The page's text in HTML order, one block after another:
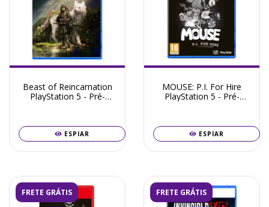
Beast of Reincarnation
PlayStation 5 - Pré-
ESPIAR
MOUSE: P.I. For Hire
PlayStation 5 - Pré-
ESPIAR
FRETE GRÁTIS FRETE GRÁTIS